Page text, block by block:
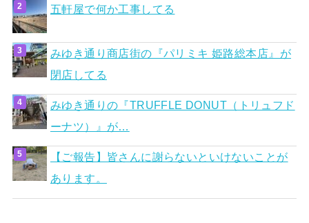
五軒屋で何か工事してる
みゆき通り商店街の『パリミキ 姫路総本店』が
閉店してる
みゆき通りの『TRUFFLE DONUT（トリュフド
ーナツ）』が…
【ご報告】皆さんに謝らないといけないことが
あります。